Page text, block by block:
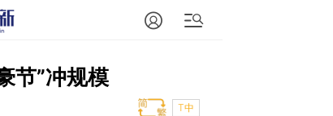
节”冲规模
T中